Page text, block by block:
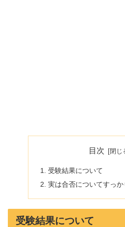
目次
受験結果について
実は合否についてすっ
受験結果について